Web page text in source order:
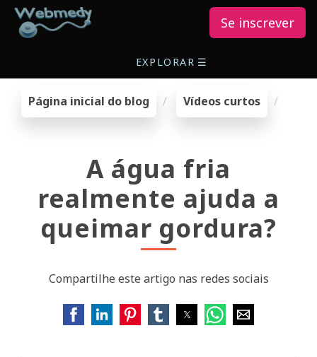
Se inscrever
EXPLORAR ☰
Página inicial do blog Vídeos curtos
A água fria
realmente ajuda a
queimar gordura?
Compartilhe este artigo nas redes sociais